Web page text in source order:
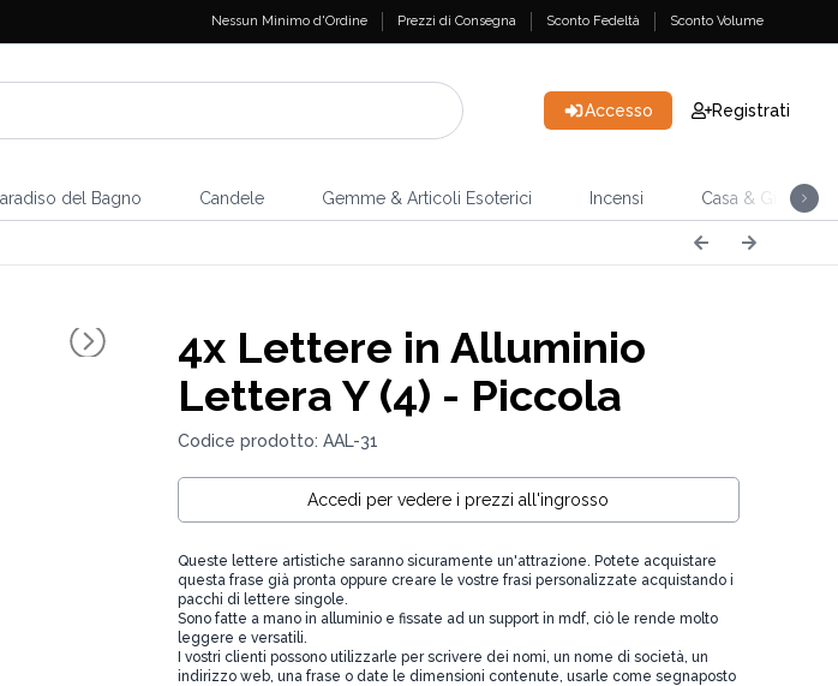
Nessun Minimo d'Ordine Prezzi di Consegna Sconto Fedeltà Sconto Volume
Accesso Registrati
del Bagno Candele Gemme & Articoli Esoterici Incensi Casa & Giardino
4xLettere in Alluminio
Lettera Y (4) - Piccola
Codice prodotto: AAL-31
Accedi per vedere i prezzi all'ingrosso
Queste lettere artistiche saranno sicuramente un'attrazione. Potete acquistare
questa frase già pronta oppure creare le vostre frasi personalizzate acquistando i
pacchi di lettere singole.
Sono fatte a mano in alluminio e fissate ad un support in mdf, ciò le rende molto
leggere e versatili.
I vostri clienti possono utilizzarle per scrivere dei nomi, un nome di società, un
indirizzo web, una frase o date le dimensioni contenute, usarle come segnaposto